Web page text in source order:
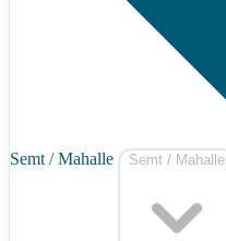
Semt / Mahalle Semt / Mahalle